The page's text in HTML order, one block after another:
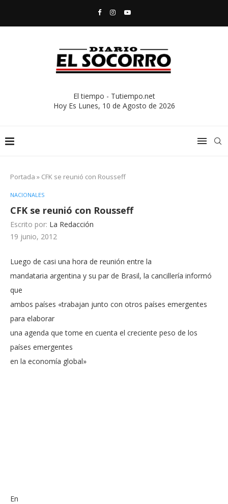
El tiempo - Tutiempo.net
Hoy Es Lunes, 10 de Agosto de 2026
Portada » CFK se reunió con Rousseff
NACIONALES
CFK se reunió con Rousseff
Escrito por: La Redacción
19 junio, 2012
Luego de casi una hora de reunión entre la
mandataria argentina y su par de Brasil, la cancillería informó
que
ambos países «trabajan junto con otros países emergentes
para elaborar
una agenda que tome en cuenta el creciente peso de los
países emergentes
en la economía global»
En